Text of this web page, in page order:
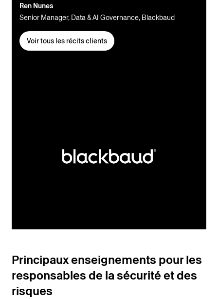
Ren Nunes
Senior Manager, Data & AI Governance, Blackbaud
Voir tous les récits clients
Principaux enseignements pour les
responsables de la sécurité et des
risques